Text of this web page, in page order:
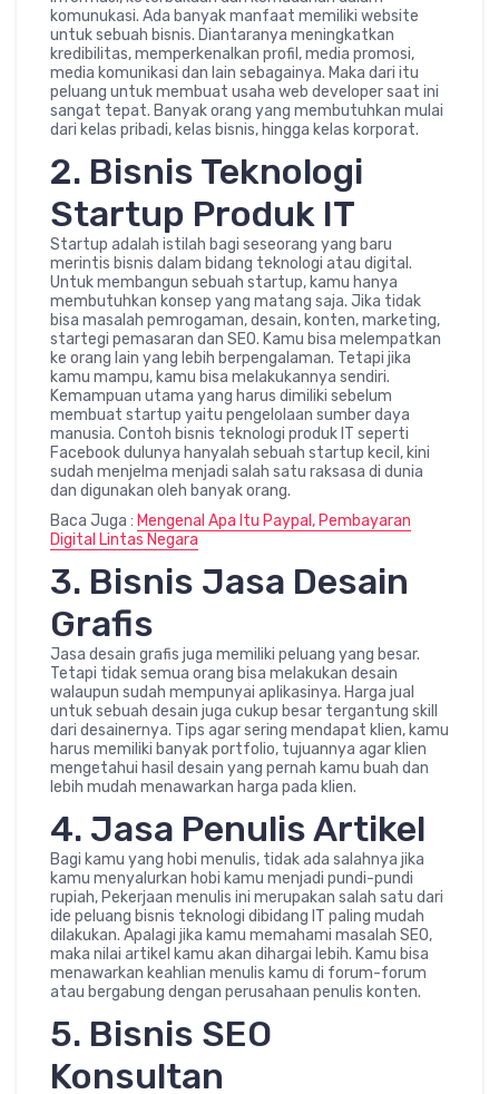
komunukasi. Ada banyak manfaat memiliki website
untuk sebuah bisnis. Diantaranya meningkatkan
kredibilitas, memperkenalkan profil, media promosi,
media komunikasi dan lain sebagainya. Maka dari itu
peluang untuk membuat usaha web developer saat ini
sangat tepat. Banyak orang yang membutuhkan mulai
dari kelas pribadi, kelas bisnis, hingga kelas korporat.
2. Bisnis Teknologi
Startup Produk IT
Startup adalah istilah bagi seseorang yang baru
merintis bisnis dalam bidang teknologi atau digital.
Untuk membangun sebuah startup, kamu hanya
membutuhkan konsep yang matang saja. Jika tidak
bisa masalah pemrogaman, desain, konten, marketing,
startegi pemasaran dan SEO. Kamu bisa melempatkan
ke orang lain yang lebih berpengalaman. Tetapi jika
kamu mampu, kamu bisa melakukannya sendiri.
Kemampuan utama yang harus dimiliki sebelum
membuat startup yaitu pengelolaan sumber daya
manusia. Contoh bisnis teknologi produk IT seperti
Facebook dulunya hanyalah sebuah startup kecil, kini
sudah menjelma menjadi salah satu raksasa di dunia
dan digunakan oleh banyak orang.
Baca Juga : Mengenal Apa Itu Paypal, Pembayaran
Digital Lintas Negara
3. Bisnis Jasa Desain
Grafis
Jasa desain grafis juga memiliki peluang yang besar.
Tetapi tidak semua orang bisa melakukan desain
walaupun sudah mempunyai aplikasinya. Harga jual
untuk sebuah desain juga cukup besar tergantung skill
dari desainernya. Tips agar sering mendapat klien, kamu
harus memiliki banyak portfolio, tujuannya agar klien
mengetahui hasil desain yang pernah kamu buah dan
lebih mudah menawarkan harga pada klien.
4. Jasa Penulis Artikel
Bagi kamu yang hobi menulis, tidak ada salahnya jika
kamu menyalurkan hobi kamu menjadi pundi-pundi
rupiah, Pekerjaan menulis ini merupakan salah satu dari
ide peluang bisnis teknologi dibidang IT paling mudah
dilakukan. Apalagi jika kamu memahami masalah SEO,
maka nilai artikel kamu akan dihargai lebih. Kamu bisa
menawarkan keahlian menulis kamu di forum-forum
atau bergabung dengan perusahaan penulis konten.
5. Bisnis SEO
Konsultan